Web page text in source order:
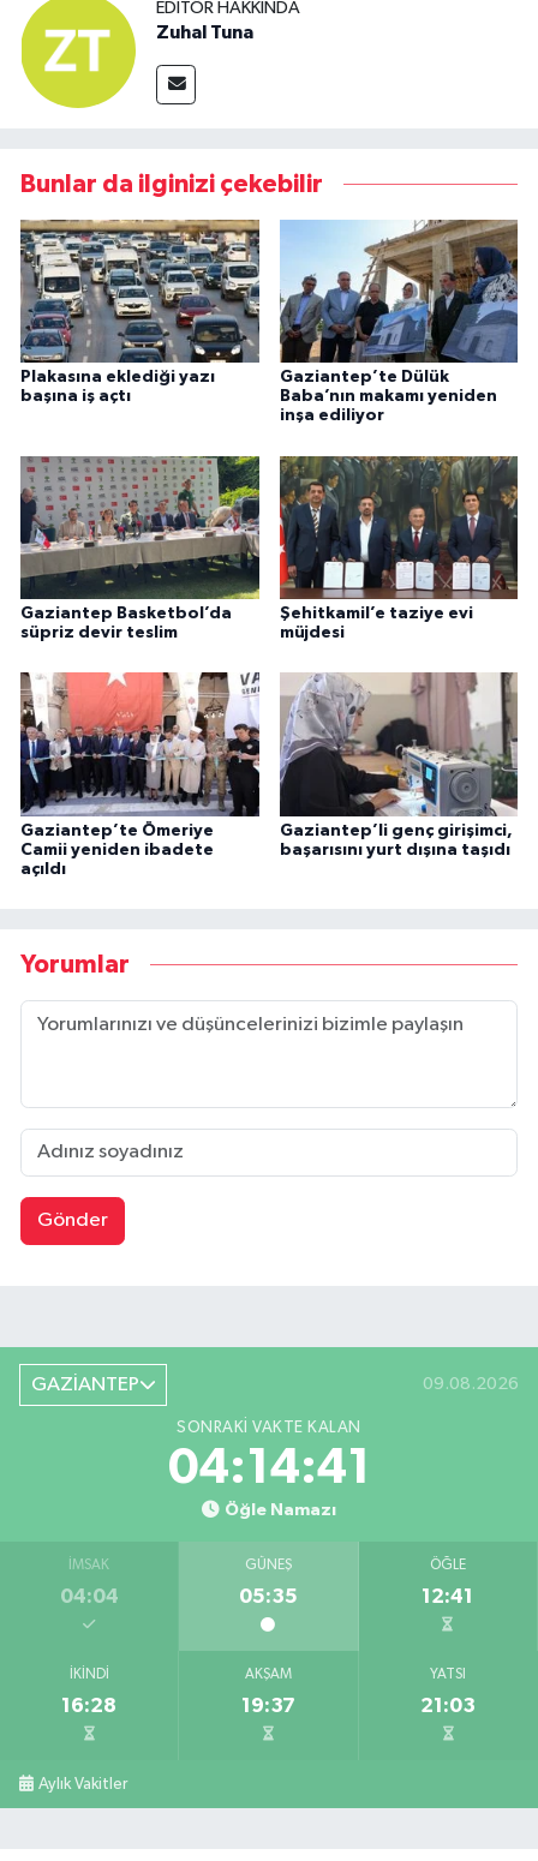
EDITÖR HAKKINDA
Zuhal Tuna
Bunlar da ilginizi çekebilir
Plakasına eklediği yazı
başına iş açtı
Gaziantep’te Dülük
Baba’nın makamı yeniden
inşa ediliyor
Gaziantep Basketbol’da
süpriz devir teslim
Şehitkamil’e taziye evi
müjdesi
Gaziantep’te Ömeriye
Camii yeniden ibadete
açıldı
Gaziantep’li genç girişimci,
başarısını yurt dışına taşıdı
Yorumlar
Gönder
GAZİANTEP 09.08.2026
SONRAKI VAKTE KALAN
04:14:40
Öğle Namazı
İMSAK
04:04
GÜNEŞ
05:35
ÖĞLE
12:41
İKINDI
16:28
AKŞAM
19:37
YATSI
21:03
Aylık Vakitler